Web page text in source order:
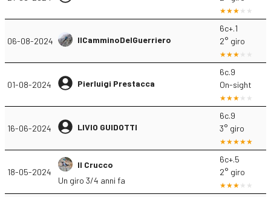
06-08-2024 IlCamminoDelGuerriero
6c+.1
2° giro
01-08-2024 Pierluigi Prestacca
6c.9
On-sight
16-06-2024 LIVIO GUIDOTTI
6c.9
3° giro
18-05-2024
Il Crucco
Un giro 3/4 anni fa
6c+.5
2° giro